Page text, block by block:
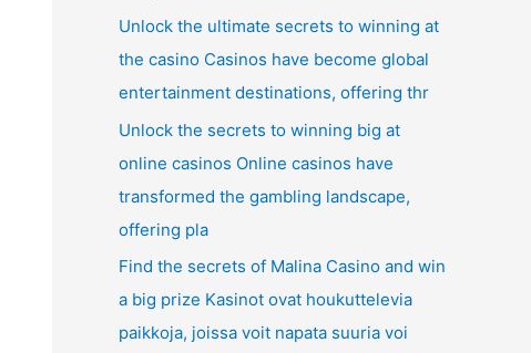
Unlock the ultimate secrets to winning at
the casino Casinos have become global
entertainment destinations, offering thr
Unlock the secrets to winning big at
online casinos Online casinos have
transformed the gambling landscape,
offering pla
Find the secrets of Malina Casino and win
a big prize Kasinot ovat houkuttelevia
paikkoja, joissa voit napata suuria voi